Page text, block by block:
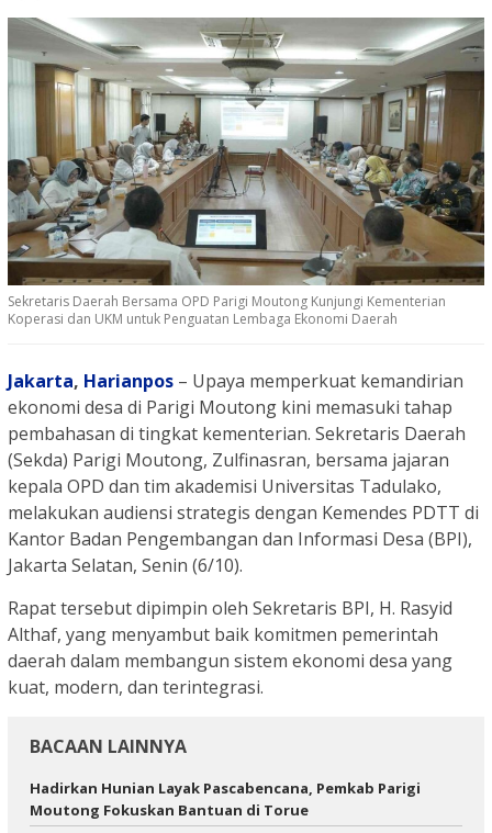
Sekretaris Daerah Bersama OPD Parigi Moutong Kunjungi Kementerian
Koperasi dan UKM untuk Penguatan Lembaga Ekonomi Daerah
Jakarta, Harianpos – Upaya memperkuat kemandirian
ekonomi desa di Parigi Moutong kini memasuki tahap
pembahasan di tingkat kementerian. Sekretaris Daerah
(Sekda) Parigi Moutong, Zulfinasran, bersama jajaran
kepala OPD dan tim akademisi Universitas Tadulako,
melakukan audiensi strategis dengan Kemendes PDTT di
Kantor Badan Pengembangan dan Informasi Desa (BPI),
Jakarta Selatan, Senin (6/10).
Rapat tersebut dipimpin oleh Sekretaris BPI, H. Rasyid
Althaf, yang menyambut baik komitmen pemerintah
daerah dalam membangun sistem ekonomi desa yang
kuat, modern, dan terintegrasi.
BACAAN LAINNYA
Hadirkan Hunian Layak Pascabencana, Pemkab Parigi
Moutong Fokuskan Bantuan di Torue